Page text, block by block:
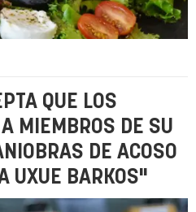
QUE LOS
MIEMBROS DE SU
DE ACOSO
UXUE BARKOS"